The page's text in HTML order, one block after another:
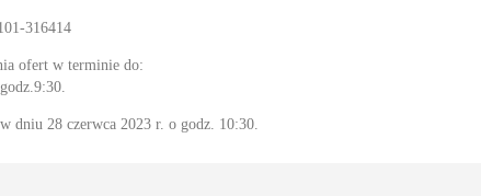
316414
ofert w terminie do:
dniu 28 czerwca 2023 r. o godz. 10:30.